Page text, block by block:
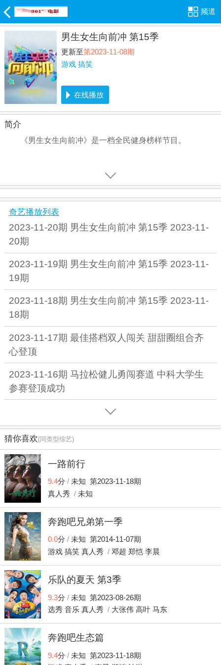
频道
男生女生向前冲 第15季
更新至第2023-11-08期
游戏 搞笑
在线播放
简介
《男生女生向前冲》是一档全民健身榜样节目。
奇艺播放列表
2023-11-20期 男生女生向前冲 第15季 2023-11-
20期
2023-11-19期 男生女生向前冲 第15季 2023-11-
19期
2023-11-18期 男生女生向前冲 第15季 2023-11-
18期
2023-11-17期 最佳搭档双人闯关 甜甜圈组合齐
心登顶
2023-11-16期 马拉松健儿勇闯赛道 中科大学生
参赛登顶成功
猜你喜欢(同类型综艺)
一路前行
9.4分 /未知 第2023-11-18期
真人秀 /未知
奔跑吧兄弟第一季
0.0分 /未知 第2014-11-07期
游戏 搞笑 真人秀 / 邓超 郑恺 李晨
乐队的夏天 第3季
9.3分 /未知 第2023-08-26期
选秀 音乐 真人秀 / 大张伟 高叶 马东
奔跑吧生态篇
9.4分 /未知 第2023-11-18期